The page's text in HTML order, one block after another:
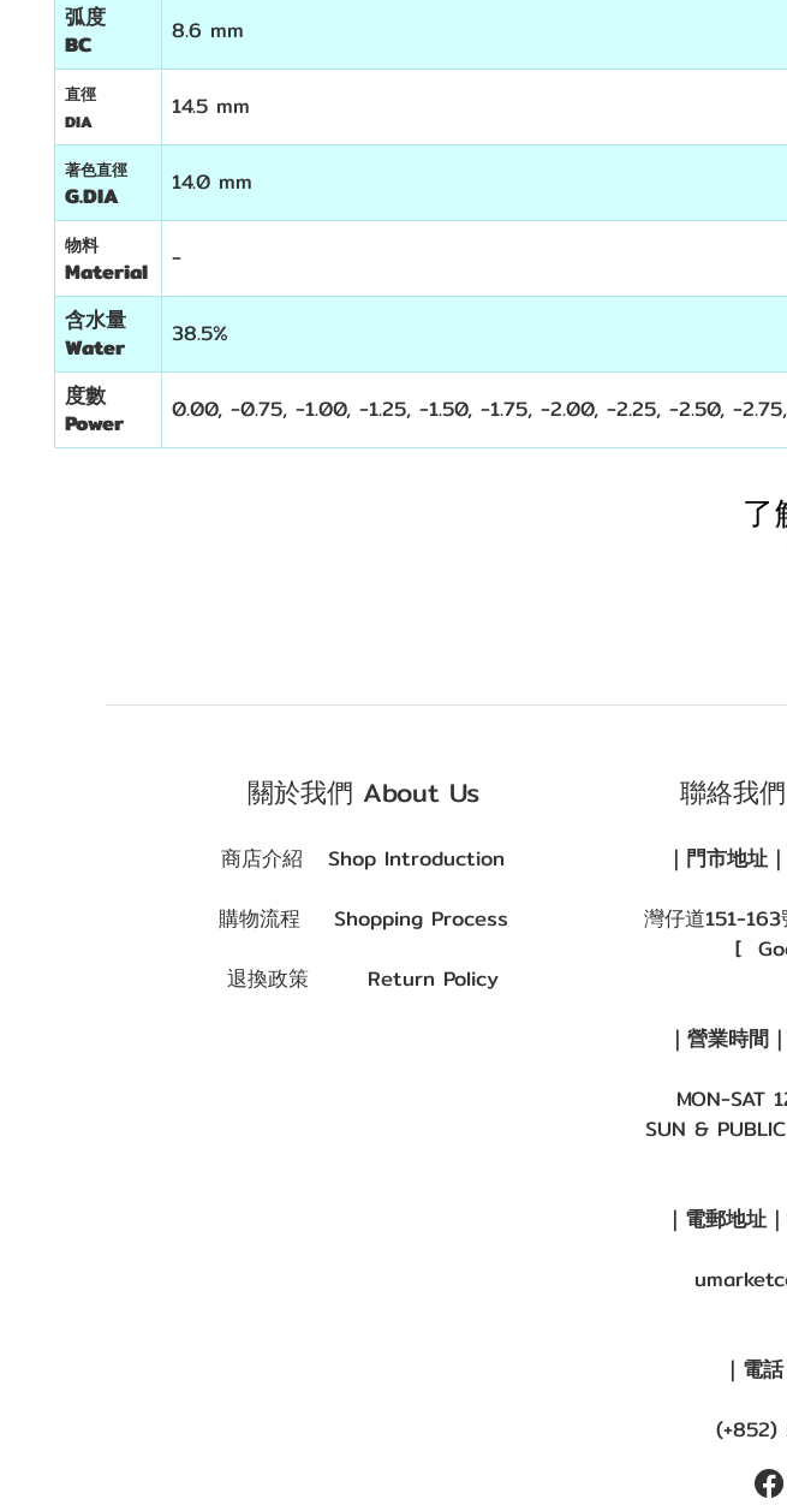
弧度
BC
8.6 mm
直徑
DIA
14.5 mm
著色直徑
G.DIA 14.0 mm
物料
Material
-
含水量
Water
38.5%
度數
Power
0.00, -0.75, -1.00, -1.25, -1.50, -1.75, -2.00, -2.25, -2.50, -
了
關於我們 About Us
商店介紹 Shop Introduction
購物流程 Shopping Process
退換政策 Return Policy
聯絡我
｜門市地址
灣仔道151-
[
｜營業時間
MON-SAT
SUN &
｜電郵地址
｜電